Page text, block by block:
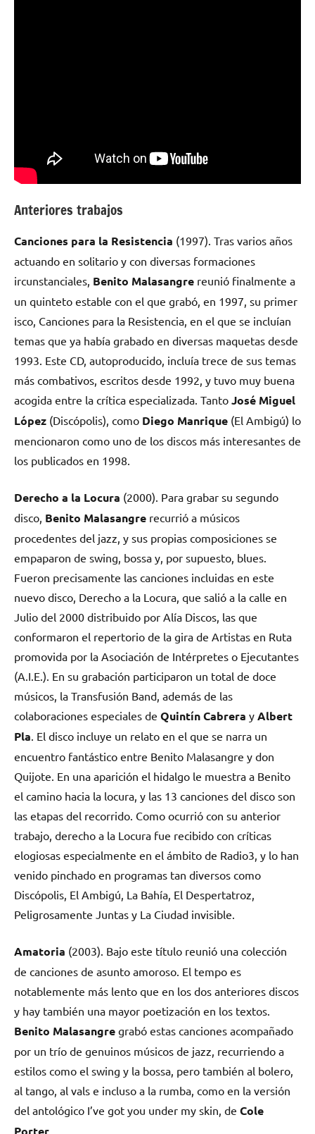
Anteriores trabajos
Canciones para la Resistencia (1997). Tras varios años
actuando en solitario y con diversas formaciones
ircunstanciales, Benito Malasangre reunió finalmente a
un quinteto estable con el que grabó, en 1997, su primer
isco, Canciones para la Resistencia, en el que se incluían
temas que ya había grabado en diversas maquetas desde
1993. Este CD, autoproducido, incluía trece de sus temas
más combativos, escritos desde 1992, y tuvo muy buena
acogida entre la crítica especializada. Tanto José Miguel
López (Discópolis), como Diego Manrique (El Ambigú) lo
mencionaron como uno de los discos más interesantes de
los publicados en 1998.
Derecho a la Locura (2000). Para grabar su segundo
disco, Benito Malasangre recurrió a músicos
procedentes del jazz, y sus propias composiciones se
empaparon de swing, bossa y, por supuesto, blues.
Fueron precisamente las canciones incluidas en este
nuevo disco, Derecho a la Locura, que salió a la calle en
Julio del 2000 distribuido por Alía Discos, las que
conformaron el repertorio de la gira de Artistas en Ruta
promovida por la Asociación de Intérpretes o Ejecutantes
(A.I.E.). En su grabación participaron un total de doce
músicos, la Transfusión Band, además de las
colaboraciones especiales de Quintín Cabrera y Albert
Pla. El disco incluye un relato en el que se narra un
encuentro fantástico entre Benito Malasangre y don
Quijote. En una aparición el hidalgo le muestra a Benito
el camino hacia la locura, y las 13 canciones del disco son
las etapas del recorrido. Como ocurrió con su anterior
trabajo, derecho a la Locura fue recibido con críticas
elogiosas especialmente en el ámbito de Radio3, y lo han
venido pinchado en programas tan diversos como
Discópolis, El Ambigú, La Bahía, El Despertatroz,
Peligrosamente Juntas y La Ciudad invisible.
Amatoria (2003). Bajo este título reunió una colección
de canciones de asunto amoroso. El tempo es
notablemente más lento que en los dos anteriores discos
y hay también una mayor poetización en los textos.
Benito Malasangre grabó estas canciones acompañado
por un trío de genuinos músicos de jazz, recurriendo a
estilos como el swing y la bossa, pero también al bolero,
al tango, al vals e incluso a la rumba, como en la versión
del antológico I’ve got you under my skin, de Cole